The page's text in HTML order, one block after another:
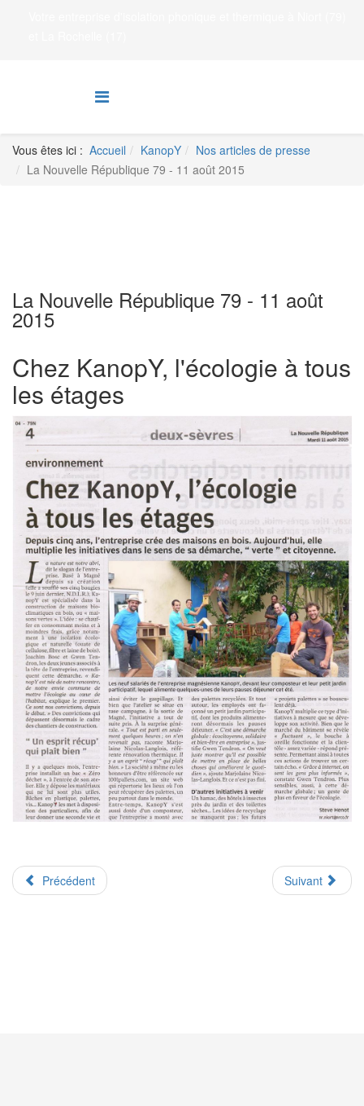
Vous êtes ici : Accueil KanopY
Nos articles de presse
La Nouvelle République 79 - 11 août 2015
La Nouvelle République 79 - 11 août
2015
Chez KanopY, l'écologie à tous
les étages
Précédent Suivant